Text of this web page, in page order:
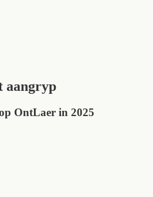
aangryp
OntLaer in 2025